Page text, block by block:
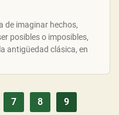
de imaginar hechos,
posibles o imposibles,
antigüedad clásica, en
7 8 9